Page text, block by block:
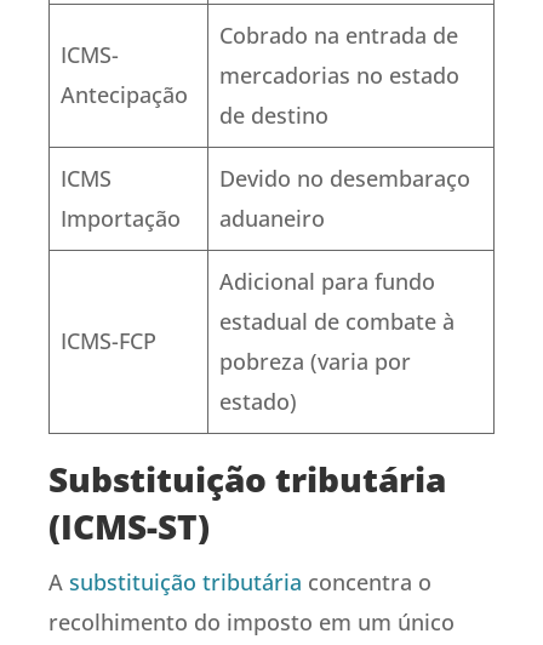
ICMS-
Antecipação
Cobrado na entrada de
mercadorias no estado
de destino
ICMS
Importação
Devido no desembaraço
aduaneiro
ICMS-FCP
Adicional para fundo
estadual de combate à
pobreza (varia por
estado)
Substituição tributária
(ICMS-ST)
A substituição tributária concentra o
recolhimento do imposto em um único